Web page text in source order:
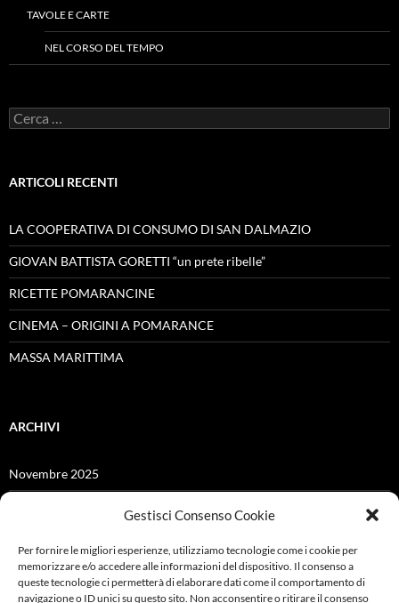
Gestisci Consenso Cookie
Per fornire le migliori esperienze, utilizziamo tecnologie come i cookie per
memorizzare e/o accedere alle informazioni del dispositivo. Il consenso a
queste tecnologie ci permetterà di elaborare dati come il comportamento di
navigazione o ID unici su questo sito. Non acconsentire o ritirare il consenso
TAVOLE E CARTE
NEL CORSO DEL TEMPO
Ricerca
per:
ARTICOLI RECENTI
LA COOPERATIVA DI CONSUMO DI SAN DALMAZIO
GIOVAN BATTISTA GORETTI “un prete ribelle”
RICETTE POMARANCINE
CINEMA – ORIGINI A POMARANCE
MASSA MARITTIMA
ARCHIVI
Novembre 2025
Giugno 2021